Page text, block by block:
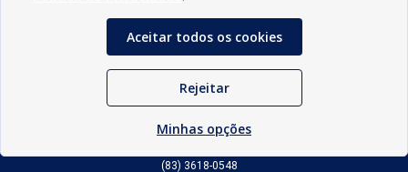
INFORMAÇÕES
CNPJ: 08.916.645/0001-80
(83) 3618-0548
Aceitar todos os cookies
Rejeitar
Minhas opções